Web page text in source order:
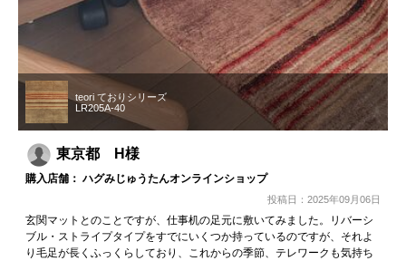
teori ておりシリーズ
LR205A-40
東京都 H様
購入店舗： ハグみじゅうたんオンラインショップ
投稿日：2025年09月06日
玄関マットとのことですが、仕事机の足元に敷いてみました。リバーシ
ブル・ストライプタイプをすでにいくつか持っているのですが、それよ
り毛足が長くふっくらしており、これからの季節、テレワークも気持ち